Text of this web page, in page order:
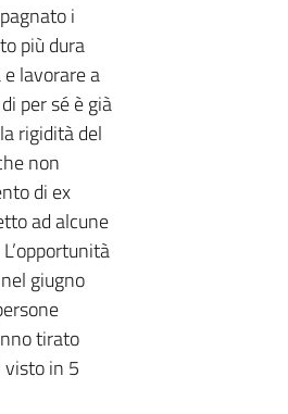
i
più dura
lavorare a
per sé è già
rigidità del
non
di ex
ad alcune
giugno
tirato
in 5